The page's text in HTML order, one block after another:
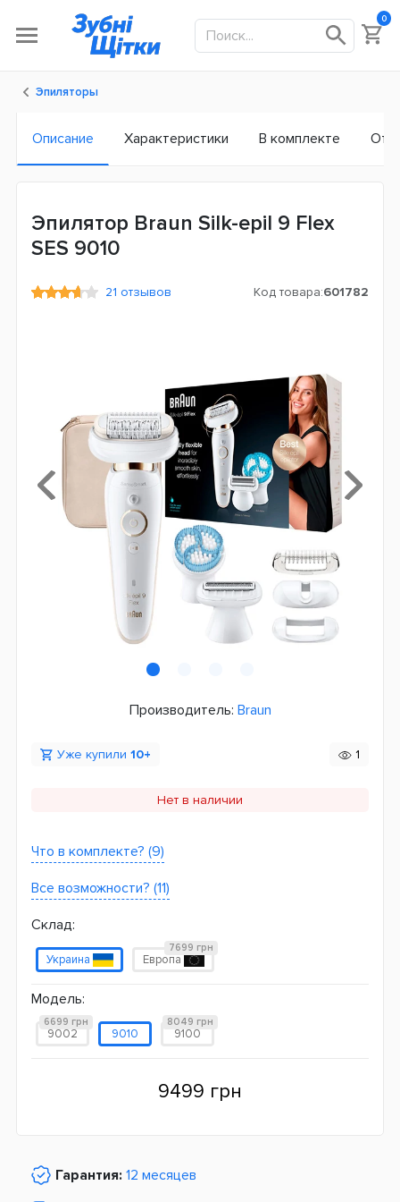
0
Эпиляторы
Описание Характеристики В комплекте
Эпилятор Braun Silk-epil 9 Flex
SES 9010
21 отзывов Код товара:601782
Производитель: Braun
Уже купили 10+ 1
Нет в наличии
Что в комплекте? (9)
Все возможности? (11)
Склад:
Украина Европа
7699 грн
Модель:
9002
6699 грн
9010 9100
8049 грн
9499 грн
Гарантия: 12 месяцев